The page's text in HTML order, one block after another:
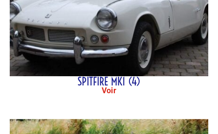
SPITFIRE MK1 (4)
Voir